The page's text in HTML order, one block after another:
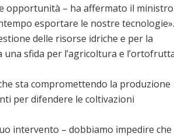
opportunità – ha affermato il
esportare le nostre tecnologie».
delle risorse idriche e per la
sfida per l’agricoltura e
sta compromettendo la produzione
per difendere le coltivazioni
intervento – dobbiamo impedire che